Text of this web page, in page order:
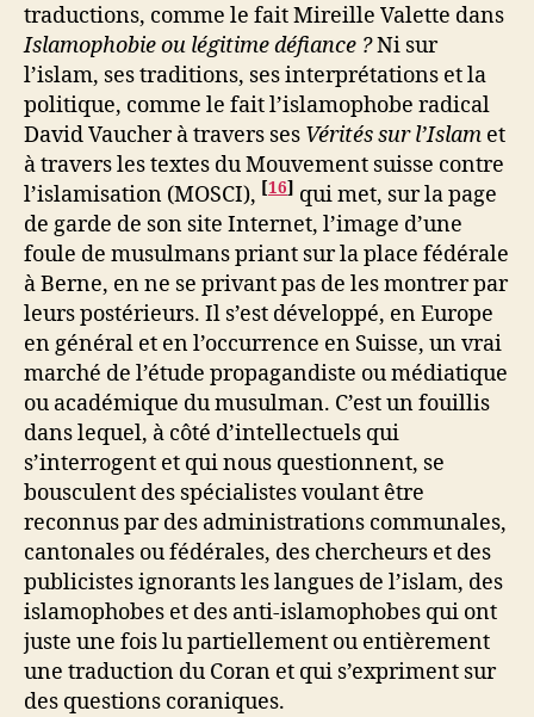
traductions, comme le fait Mireille Valette dans
Islamophobie ou légitime défiance ?Ni sur
l’islam, ses traditions, ses interprétations et la
politique, comme le fait l’islamophobe radical
David Vaucher à travers ses Vérités sur l’Islam et
à travers les textes du Mouvement suisse contre
l’islamisation (MOSCI), [16] qui met, sur la page
de garde de son site Internet, l’image d’une
foule de musulmans priant sur la place fédérale
à Berne, en ne se privant pas de les montrer par
leurs postérieurs. Il s’est développé, en Europe
en général et en l’occurrence en Suisse, un vrai
marché de l’étude propagandiste ou médiatique
ou académique du musulman. C’est un fouillis
dans lequel, à côté d’intellectuels qui
s’interrogent et qui nous questionnent, se
bousculent des spécialistes voulant être
reconnus par des administrations communales,
cantonales ou fédérales, des chercheurs et des
publicistes ignorants les langues de l’islam, des
islamophobes et des anti-islamophobes qui ont
juste une fois lu partiellement ou entièrement
une traduction du Coran et qui s’expriment sur
des questions coraniques.